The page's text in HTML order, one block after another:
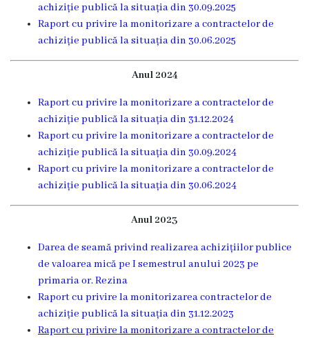
primăriei
Competențele
Dispozițiile
primarului
Plăți
salariale
Întreprinderi
subordonate
Grădinița
achiziție publică la situația din 30.09.2025
Raport cu privire la monitorizare a contractelor de
achiziție publică la situația din 30.06.2025
Anul 2024
Raport cu privire la monitorizare a contractelor de
achiziție publică la situația din 31.12.2024
Raport cu privire la monitorizare a contractelor de
achiziție publică la situația din 30.09.2024
Raport cu privire la monitorizare a contractelor de
achiziție publică la situația din 30.06.2024
Anul 2023
Darea de seamă privind realizarea achizițiilor publice
de valoarea mică pe I semestrul anului 2023 pe
primaria or. Rezina
Raport cu privire la monitorizarea contractelor de
achiziție publică la situația din 31.12.2023
Raport cu privire la monitorizare a contractelor de